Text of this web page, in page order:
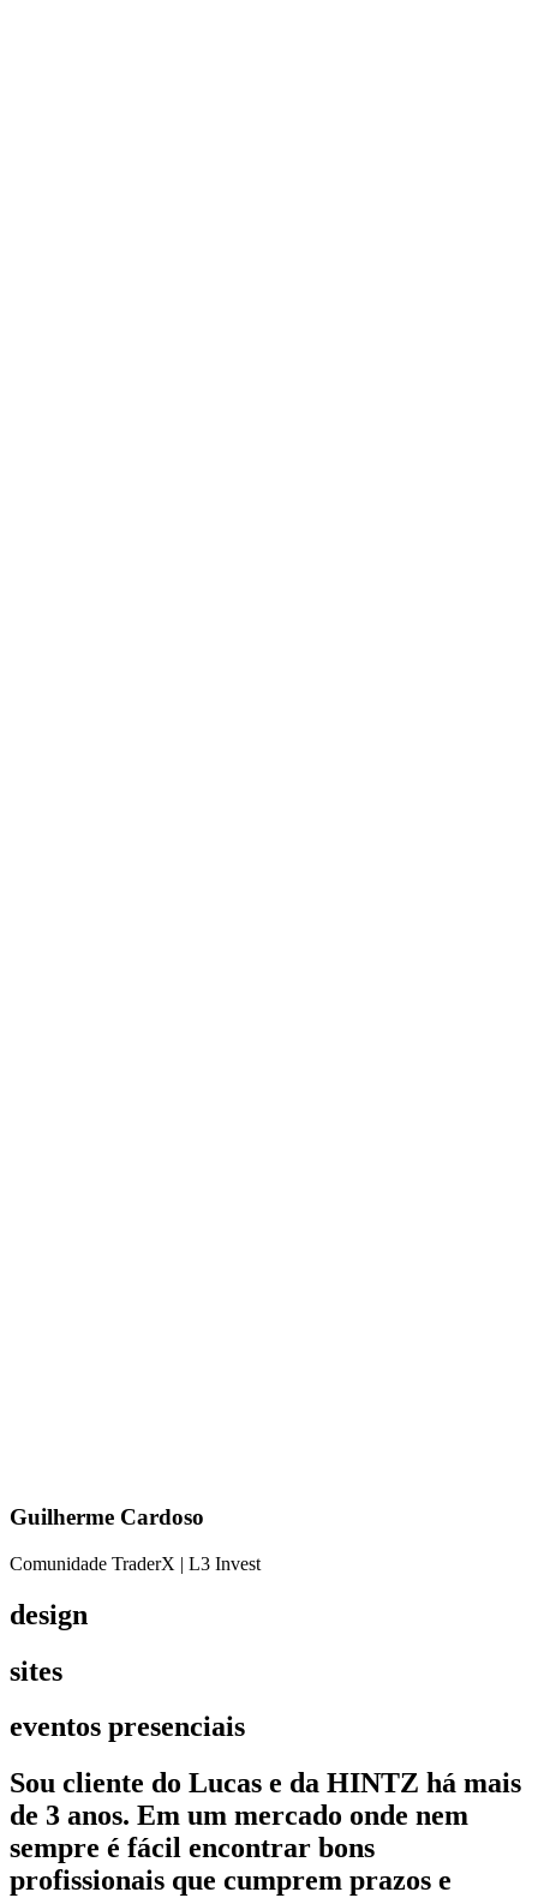
Guilherme Cardoso
Comunidade TraderX | L3 Invest
design
sites
eventos presenciais
Sou cliente do Lucas e da HINTZ há mais
de 3 anos. Em um mercado onde nem
sempre é fácil encontrar bons
profissionais que cumprem prazos e